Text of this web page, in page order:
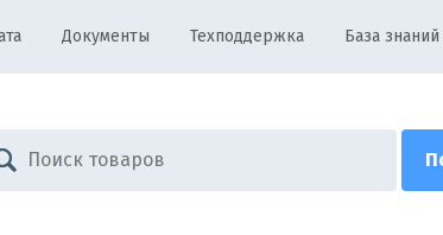
Документы Техподдержка База знаний